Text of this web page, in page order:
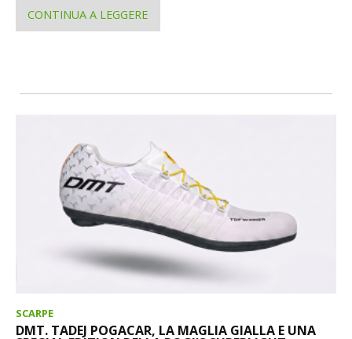
CONTINUA A LEGGERE
SCARPE
DMT. TADEJ POGACAR, LA MAGLIA GIALLA E UNA